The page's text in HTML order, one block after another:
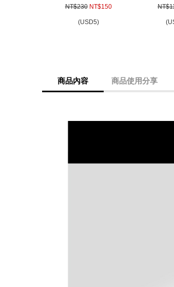
2.5cm*5M 貨車拉緊器捆
綁帶卡車貨物安全帶
NT$230 NT$150
(USD5)
行李裝備
帶捆綁帶
(
商品內容 商品使用分享